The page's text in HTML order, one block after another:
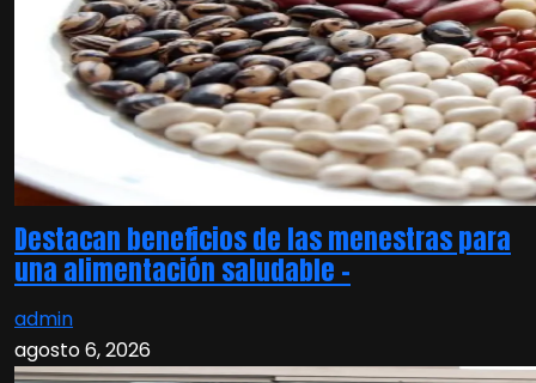
Destacan beneficios de las menestras para
una alimentación saludable –
admin
agosto 6, 2026